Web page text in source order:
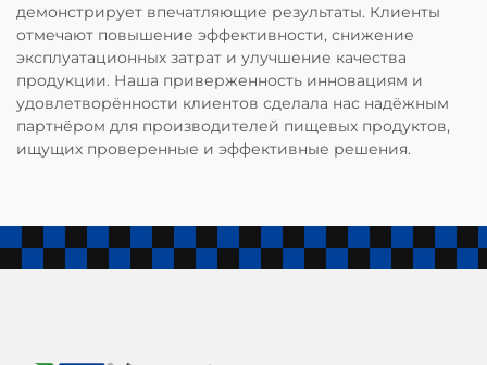
демонстрирует впечатляющие результаты. Клиенты
отмечают повышение эффективности, снижение
эксплуатационных затрат и улучшение качества
продукции. Наша приверженность инновациям и
удовлетворённости клиентов сделала нас надёжным
партнёром для производителей пищевых продуктов,
ищущих проверенные и эффективные решения.